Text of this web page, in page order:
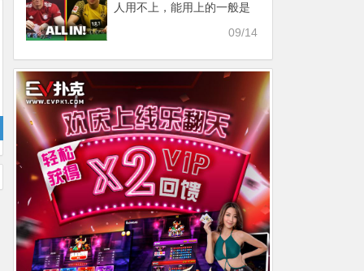
人用不上，能用上的一般是
09/14